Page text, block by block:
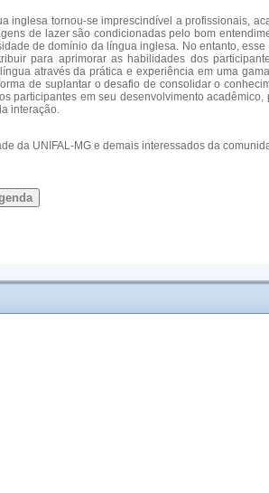
inglesa tornou-se imprescindível a profissionais,
de lazer são condicionadas pelo bom
de domínio da língua inglesa. No entanto,
para aprimorar as habilidades dos
através da prática e experiência em uma
de suplantar o desafio de consolidar o
participantes em seu desenvolvimento
interação.
da UNIFAL-MG e demais interessados da